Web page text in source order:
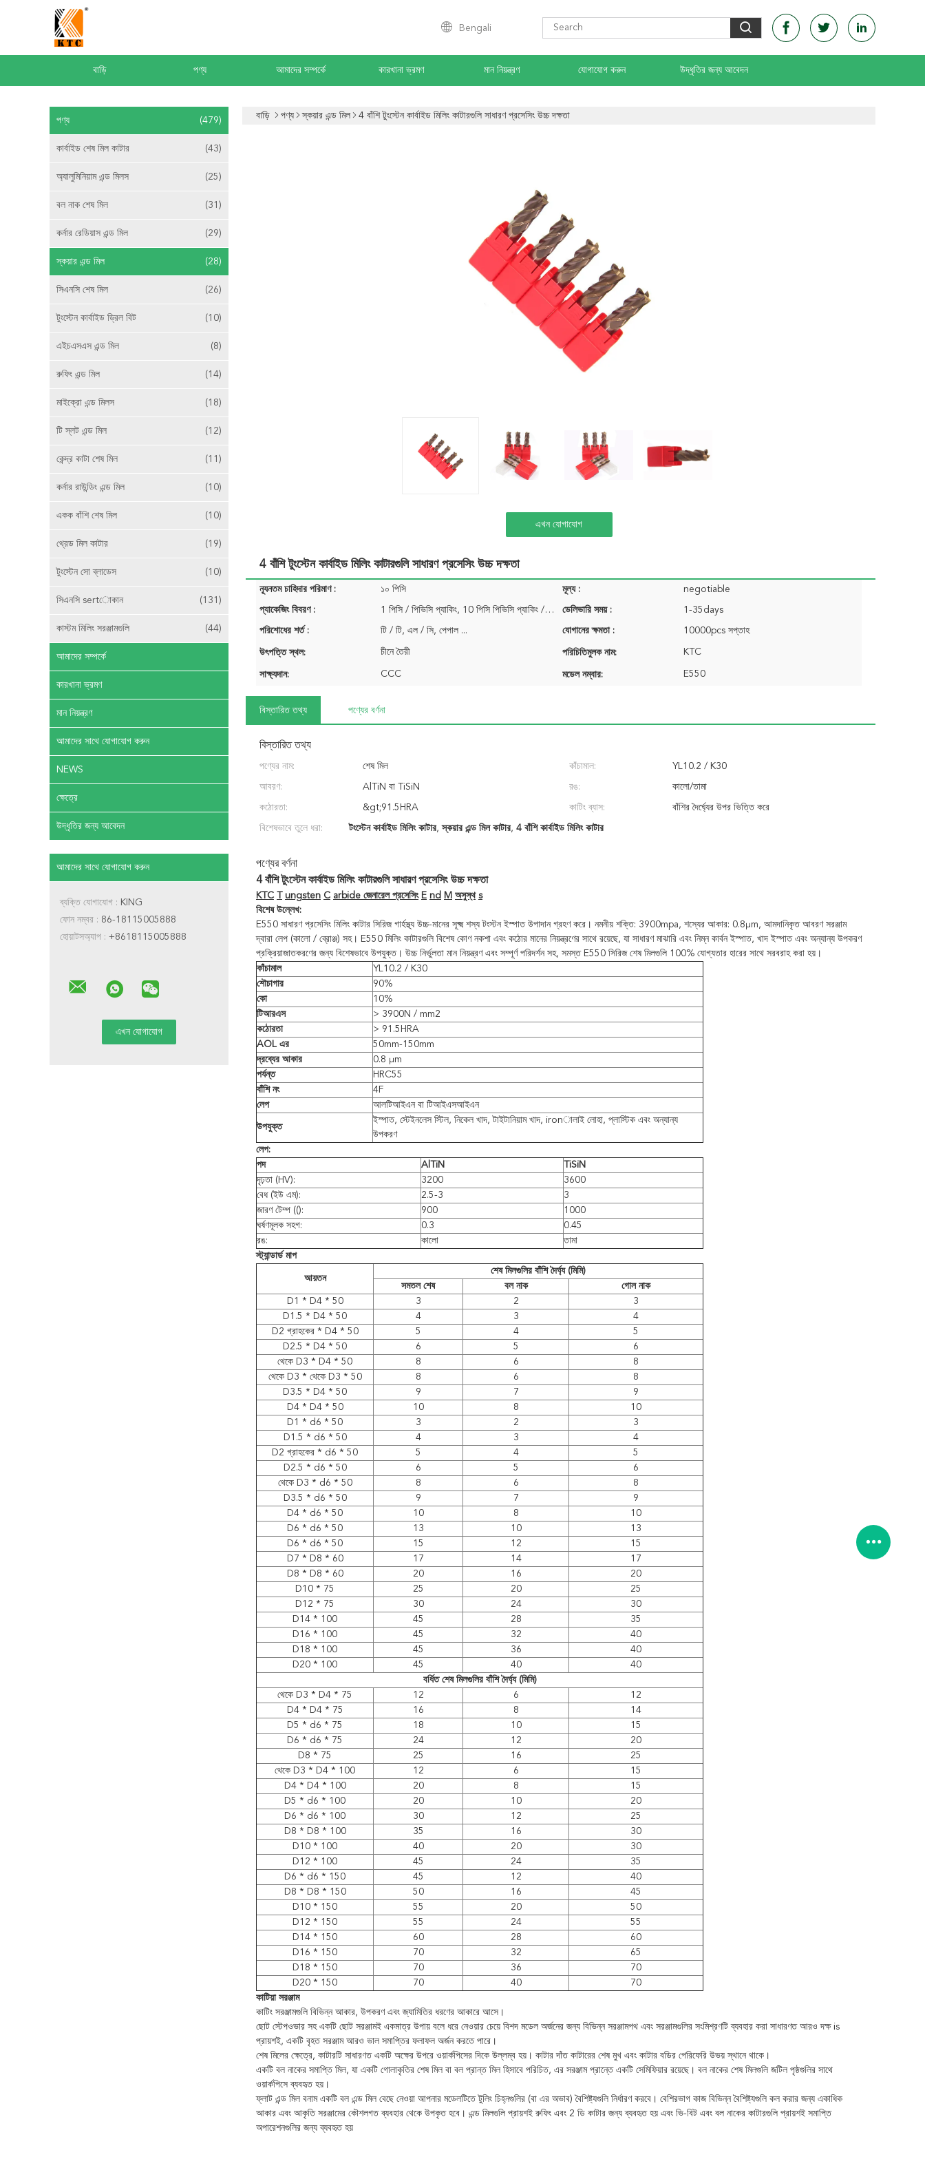
Bengali
বাড়ি পণ্য আমাদের সম্পর্কে কারখানা ভ্রমণ মান নিয়ন্ত্রণ যোগাযোগ করুন উদ্ধৃতির জন্য আবেদন
পণ্য (479)
কার্বাইড শেষ মিল কাটার (43)
অ্যালুমিনিয়াম এন্ড মিলস (25)
বল নাক শেষ মিল (31)
কর্নার রেডিয়াস এন্ড মিল (29)
স্কয়ার এন্ড মিল (28)
সিএনসি শেষ মিল (26)
টুংস্টেন কার্বাইড ড্রিল বিট (10)
এইচএসএস এন্ড মিল (8)
রুফিং এন্ড মিল (14)
মাইক্রো এন্ড মিলস (18)
টি স্লট এন্ড মিল (12)
কেন্দ্র কাটা শেষ মিল (11)
কর্নার রাউন্ডিং এন্ড মিল (10)
একক বাঁশি শেষ মিল (10)
থ্রেড মিল কাটার (19)
টুংস্টেন সো ব্লাডেস (10)
সিএনসি sertোকান (131)
কাস্টম মিলিং সরঞ্জামগুলি (44)
আমাদের সম্পর্কে
কারখানা ভ্রমণ
মান নিয়ন্ত্রণ
আমাদের সাথে যোগাযোগ করুন
NEWS
ক্ষেত্রে
উদ্ধৃতির জন্য আবেদন
আমাদের সাথে যোগাযোগ করুন
ব্যক্তি যোগাযোগ : KING
ফোন নম্বর : 86-18115005888
হোয়াটসঅ্যাপ : +8618115005888
বাড়ি পণ্য স্কয়ার এন্ড মিল 4 বাঁশি টুংস্টেন কার্বাইড মিলিং কাটারগুলি সাধারণ প্রসেসিং উচ্চ দক্ষতা
এখন যোগাযোগ
4 বাঁশি টুংস্টেন কার্বাইড মিলিং কাটারগুলি সাধারণ প্রসেসিং উচ্চ দক্ষতা
ন্যূনতম চাহিদার পরিমাণ : ১০ পিসি মূল্য : negotiable
প্যাকেজিং বিবরণ : 1 পিসি / পিভিসি প্যাকিং, 10 পিসি পিভিসি প্যাকিং / প্যাক ... ডেলিভারি সময় : 1-35days
পরিশোধের শর্ত : টি / টি, এল / সি, পেপাল ... যোগানের ক্ষমতা : 10000pcs সপ্তাহ
উৎপত্তি স্থল: চীনে তৈরী পরিচিতিমুলক নাম: KTC
সাক্ষ্যদান: CCC মডেল নম্বার: E550
বিস্তারিত তথ্য পণ্যের বর্ণনা
বিস্তারিত তথ্য
পণ্যের নাম: শেষ মিল কাঁচামাল: YL10.2 / K30
আবরণ: AlTiN বা TiSiN রঙ: কালো/তামা
কঠোরতা: &gt;91.5HRA কাটিং ব্যাস: বাঁশির দৈর্ঘ্যের উপর ভিত্তি করে
বিশেষভাবে তুলে ধরা: টংস্টেন কার্বাইড মিলিং কাটার,স্কয়ার এন্ড মিল কাটার, 4 বাঁশি কার্বাইড মিলিং কাটার
পণ্যের বর্ণনা
4 বাঁশি টুংস্টেন কার্বাইড মিলিং কাটারগুলি সাধারণ প্রসেসিং উচ্চ দক্ষতা
KTC ungsten C arbide জেনারেল প্রসেসিং E nd M অসুস্থ s
বিশেষ উল্লেখ:
E550 সাধারণ প্রসেসিং মিলিং কাটার সিরিজ গার্হস্থ্য উচ্চ-মানের সূক্ষ্ম শস্য টংস্টন ইস্পাত উপাদান গ্রহণ করে। নমনীয় শক্তি: 3900mpa, শস্যের আকার: 0.8μm, আমদানিকৃত আবরণ সরঞ্জাম
দ্বারা লেপ (কালো / ব্রোঞ্জ) সহ। E550 মিলিং কাটারগুলি বিশেষ কোণ নকশা এবং কঠোর মানের নিয়ন্ত্রণের সাথে রয়েছে, যা সাধারণ মাঝারি এবং নিম্ন কার্বন ইস্পাত, খাদ ইস্পাত এবং অন্যান্য উপকরণ
প্রক্রিয়াজাতকরণের জন্য বিশেষভাবে উপযুক্ত। উচ্চ নির্ভুলতা মান নিয়ন্ত্রণ এবং সম্পূর্ণ পরিদর্শন সহ, সমস্ত E550 সিরিজ শেষ মিলগুলি 100% যোগ্যতার হারের সাথে সরবরাহ করা হয়।
কাঁচামাল
YL10.2 / K30
শৌচাগার
90%
কো
10%
টিআরএস
> 3900N / mm2
কঠোরতা
> 91.5HRA
AOL এর
50mm-150mm
দ্রব্যের আকার
0.8 μm
পর্যন্ত
HRC55
বাঁশি নং
4F
লেপ
আলটিআইএন বা টিআইএসআইএন
উপযুক্ত
ইস্পাত, স্টেইনলেস স্টিল, নিকেল খাদ, টাইটানিয়াম খাদ, ironালাই লোহা, প্লাস্টিক এবং অন্যান্য
উপকরণ
লেপ:
পদ
AlTiN
TiSiN
দৃঢ়তা (HV):
3200
3600
বেধ (ইউ এম):
2.5-3
3
জারণ টেম্প (():
900
1000
ঘর্ষণমূলক সহগ:
0.3
0.45
রঙ:
কালো
তামা
স্ট্যান্ডার্ড মাপ
আয়তন
শেষ মিলগুলির বাঁশি দৈর্ঘ্য (মিমি)
সমতল শেষ
বল নাক
গোল নাক
D1 * D4 * 50
3 2
3
D1.5 * D4 * 50
4 3
4
D2 গ্রাহকের * D4 * 50
5 4
5
D2.5 * D4 * 50
6 5
6
থেকে D3 * D4 * 50
8 6
8
থেকে D3 * থেকে D3 * 50
8 6
8
D3.5 * D4 * 50
9 7
9
D4 * D4 * 50
10 8
10
D1 * d6 * 50
3 2
3
D1.5 * d6 * 50
4 3
4
D2 গ্রাহকের * d6 * 50
5 4
5
D2.5 * d6 * 50
6 5
6
থেকে D3 * d6 * 50
8 6
8
D3.5 * d6 * 50
9 7
9
D4 * d6 * 50
10 8
10
D6 * d6 * 50
13 10
13
D6 * d6 * 50
15 12
15
D7 * D8 * 60
17 14
17
D8 * D8 * 60
20 16
20
D10 * 75
25 20
25
D12 * 75
30 24
30
D14 * 100
45 28
35
D16 * 100
45 32
40
D18 * 100
45 36
40
D20 * 100
45 40
40
বর্ধিত শেষ মিলগুলির বাঁশি দৈর্ঘ্য (মিমি)
থেকে D3 * D4 * 75
12 6
12
D4 * D4 * 75
16 8
14
D5 * d6 * 75
18 10
15
D6 * d6 * 75
24 12
20
D8 * 75
25 16
25
থেকে D3 * D4 * 100
12 6
15
D4 * D4 * 100
20 8
15
D5 * d6 * 100
20 10
20
D6 * d6 * 100
30 12
25
D8 * D8 * 100
35 16
30
D10 * 100
40 20
30
D12 * 100
45 24
35
D6 * d6 * 150
45 12
40
D8 * D8 * 150
50 16
45
D10 * 150
55 20
50
D12 * 150
55 24
55
D14 * 150
60 28
60
D16 * 150
70 32
65
D18 * 150
70 36
70
D20 * 150
70 40
70
কাটিয়া সরঞ্জাম
কাটিং সরঞ্জামগুলি বিভিন্ন আকার, উপকরণ এবং জ্যামিতির ধরণের আকারে আসে।
ছোট স্টেপওভার সহ একটি ছোট সরঞ্জামই একমাত্র উপায় বলে ধরে নেওয়ার চেয়ে বিশদ মডেল অর্জনের জন্য বিভিন্ন সরঞ্জামপথ এবং সরঞ্জামগুলির সংমিশ্রণটি ব্যবহার করা সাধারণত আরও দক্ষ is
প্রায়শই, একটি বৃহত সরঞ্জাম আরও ভাল সমাপ্তির ফলাফল অর্জন করতে পারে।
শেষ মিলের ক্ষেত্রে, কাটারটি সাধারণত একটি অক্ষের উপরে ওয়ার্কপিসের দিকে উল্লম্ব হয়। কাটার দাঁত কাটারের শেষ মুখ এবং কাটার বডির পেরিফেরি উভয় স্থানে থাকে।
একটি বল নাকের সমাপ্তি মিল, যা একটি গোলাকৃতির শেষ মিল বা বল প্রান্ত মিল হিসাবে পরিচিত, এর সরঞ্জাম প্রান্তে একটি সেমিফিয়ার রয়েছে। বল নাকের শেষ মিলগুলি জটিল পৃষ্ঠগুলির সাথে
ওয়ার্কপিসে ব্যবহৃত হয়।
ফ্লাট এন্ড মিল বনাম একটি বল এন্ড মিল বেছে নেওয়া আপনার মডেলটিতে টুলিং চিহ্নগুলির (বা এর অভাব) বৈশিষ্ট্যগুলি নির্ধারণ করবে। বেশিরভাগ কাজ বিভিন্ন বৈশিষ্ট্যগুলি কল করার জন্য একাধিক
আকার এবং আকৃতি সরঞ্জামের কৌশলগত ব্যবহার থেকে উপকৃত হবে। এন্ড মিলগুলি প্রায়শই রুফিং এবং 2 ডি কাটার জন্য ব্যবহৃত হয় এবং ভি-বিট এবং বল নাকের কাটারগুলি প্রায়শই সমাপ্তি
অপারেশনগুলির জন্য ব্যবহৃত হয়